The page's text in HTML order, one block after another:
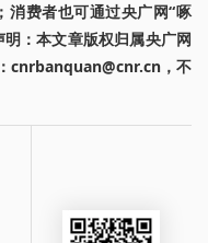
消费者也可通过央广网“啄
：本文章版权归属央广网
cnrbanquan@cnr.cn，不